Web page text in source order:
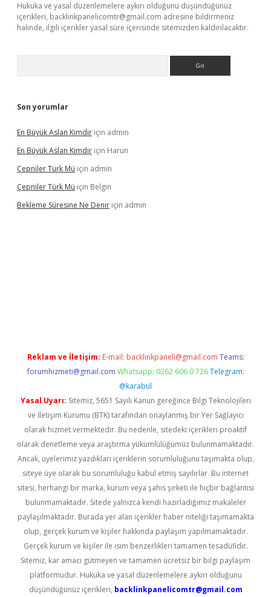
Hukuka ve yasal düzenlemelere aykırı olduğunu düşündüğünüz
içerikleri, backlinkpanelicomtr@gmail.com adresine bildirmeniz
halinde, ilgili içerikler yasal süre içerisinde sitemizden kaldırılacaktır.
Son yorumlar
En Büyük Aslan Kimdir için admin
En Büyük Aslan Kimdir için Harun
Çepniler Türk Mü için admin
Çepniler Türk Mü için Belgin
Bekleme Süresine Ne Denir için admin
Reklam ve İletişim: E-mail: backlinkpaneli@gmail.com Teams:
forumhizmeti@gmail.com Whatsapp: 0262 606 0 726 Telegram:
@karabul
Yasal Uyarı: Sitemiz, 5651 Sayılı Kanun gereğince Bilgi Teknolojileri
ve İletişim Kurumu (BTK) tarafından onaylanmış bir Yer Sağlayıcı
olarak hizmet vermektedir. Bu nedenle, sitedeki içerikleri proaktif
olarak denetleme veya araştırma yükümlülüğümüz bulunmamaktadır.
Ancak, üyelerimiz yazdıkları içeriklerin sorumluluğunu taşımakta olup,
siteye üye olarak bu sorumluluğu kabul etmiş sayılırlar. Bu internet
sitesi, herhangi bir marka, kurum veya şahıs şirketi ile hiçbir bağlantısı
bulunmamaktadır. Sitede yalnızca kendi hazırladığımız makaleler
paylaşılmaktadır. Burada yer alan içerikler haber niteliği taşımamakta
olup, gerçek kurum ve kişiler hakkında paylaşım yapılmamaktadır.
Gerçek kurum ve kişiler ile isim benzerlikleri tamamen tesadüfidir.
Sitemiz, kar amacı gütmeyen ve tamamen ücretsiz bir bilgi paylaşım
platformudur. Hukuka ve yasal düzenlemelere aykırı olduğunu
düşündüğünüz içerikleri, backlinkpanelicomtr@gmail.com